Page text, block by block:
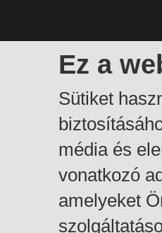
Ez a
Sütiket
média és
vonatkozó
amelyeket